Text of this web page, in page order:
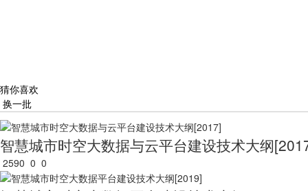
猜你喜欢
换一批
智慧城市时空大数据与云平台建设技术大纲
2590 0 0